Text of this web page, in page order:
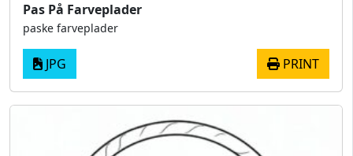
Pas På Farveplader
paske farveplader
JPG PRINT